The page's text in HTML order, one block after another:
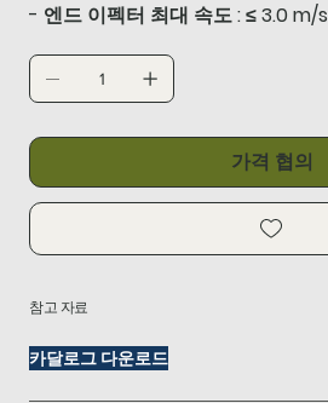
- 엔드 이펙터 최대 속도 : ≤ 3.0 m/s
가격 협의
참고 자료
카달로그 다운로드